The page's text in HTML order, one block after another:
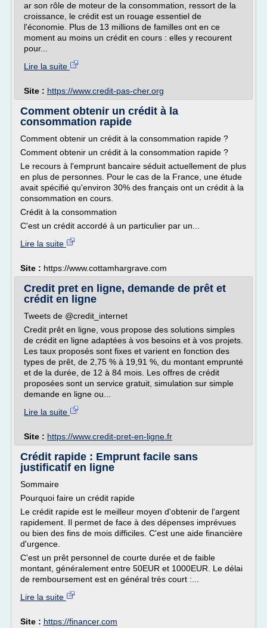
ar son rôle de moteur de la consommation, ressort de la
croissance, le crédit est un rouage essentiel de
l'économie. Plus de 13 millions de familles ont en ce
moment au moins un crédit en cours : elles y recourent
pour...
Lire la suite
Site : https://www.credit-pas-cher.org
Comment obtenir un crédit à la
consommation rapide
Comment obtenir un crédit à la consommation rapide ?
Comment obtenir un crédit à la consommation rapide ?
Le recours à l'emprunt bancaire séduit actuellement de plus
en plus de personnes. Pour le cas de la France, une étude
avait spécifié qu'environ 30% des français ont un crédit à la
consommation en cours.
Crédit à la consommation
C'est un crédit accordé à un particulier par un...
Lire la suite
Site : https://www.cottamhargrave.com
Credit pret en ligne, demande de prêt et
crédit en ligne
Tweets de @credit_internet
Credit prêt en ligne, vous propose des solutions simples
de crédit en ligne adaptées à vos besoins et à vos projets.
Les taux proposés sont fixes et varient en fonction des
types de prêt, de 2,75 % à 19,91 %, du montant emprunté
et de la durée, de 12 à 84 mois. Les offres de crédit
proposées sont un service gratuit, simulation sur simple
demande en ligne ou...
Lire la suite
Site : https://www.credit-pret-en-ligne.fr
Crédit rapide : Emprunt facile sans
justificatif en ligne
Sommaire
Pourquoi faire un crédit rapide
Le crédit rapide est le meilleur moyen d'obtenir de l'argent
rapidement. Il permet de face à des dépenses imprévues
ou bien des fins de mois difficiles. C'est une aide financière
d'urgence.
C'est un prêt personnel de courte durée et de faible
montant, généralement entre 50EUR et 1000EUR. Le délai
de remboursement est en général très court :...
Lire la suite
Site : https://financer.com